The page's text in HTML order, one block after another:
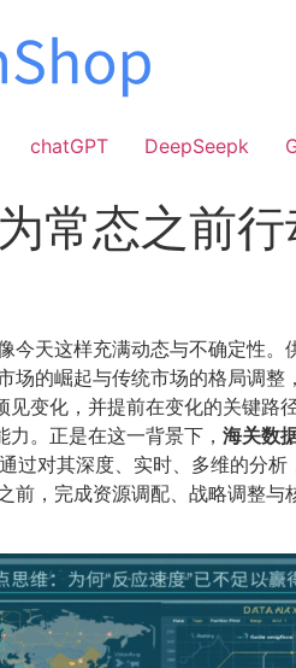
chatGPT DeepSeepk
常态之前
今天这样充满动态与不确定性
场的崛起与传统市场的格局调
见变化，并提前在变化的关键
力。正是在这一背景下，​ 海关数
过对其深度、实时、多维的分
前，完成资源调配、战略调整